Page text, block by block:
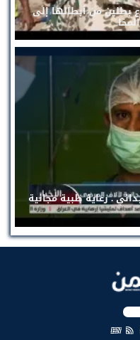
بطلين من أبطالها إلى
. رعاية طبية مجانية
EN